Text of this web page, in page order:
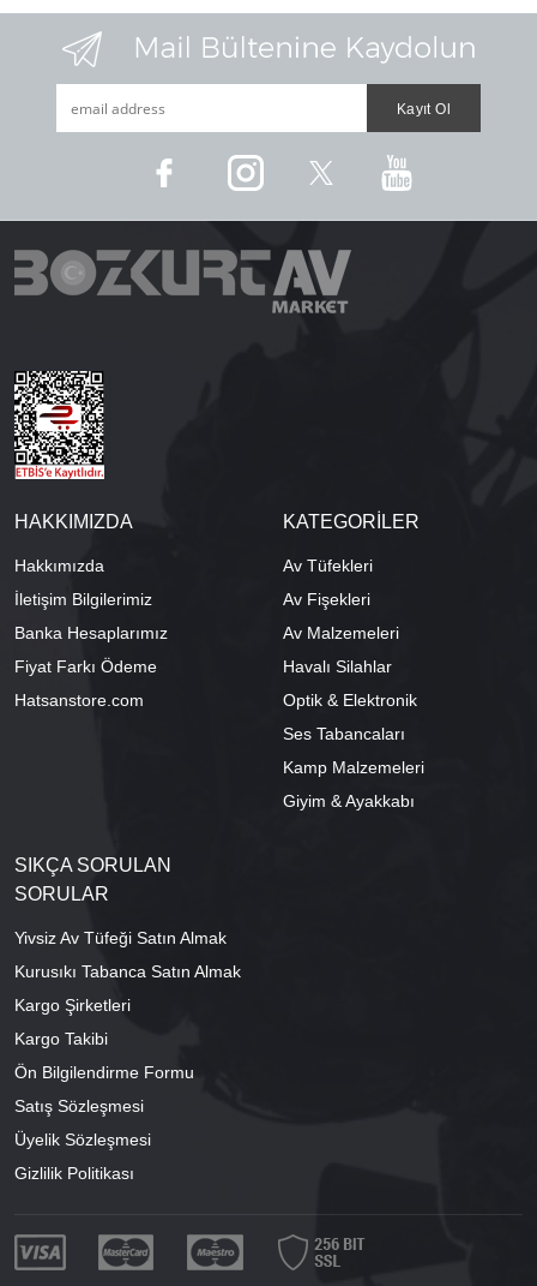
HAKKIMIZDA
Hakkımızda
İletişim Bilgilerimiz
Banka Hesaplarımız
Fiyat Farkı Ödeme
Hatsanstore.com
KATEGORİLER
Av Tüfekleri
Av Fişekleri
Av Malzemeleri
Havalı Silahlar
Optik & Elektronik
Ses Tabancaları
Kamp Malzemeleri
Giyim & Ayakkabı
SIKÇA SORULAN
SORULAR
Yivsiz Av Tüfeği Satın Almak
Kurusıkı Tabanca Satın Almak
Kargo Şirketleri
Kargo Takibi
Ön Bilgilendirme Formu
Satış Sözleşmesi
Üyelik Sözleşmesi
Gizlilik Politikası